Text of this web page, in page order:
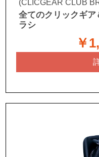
(CLICGEAR CLUB
全てのクリックギ
ラシ
￥